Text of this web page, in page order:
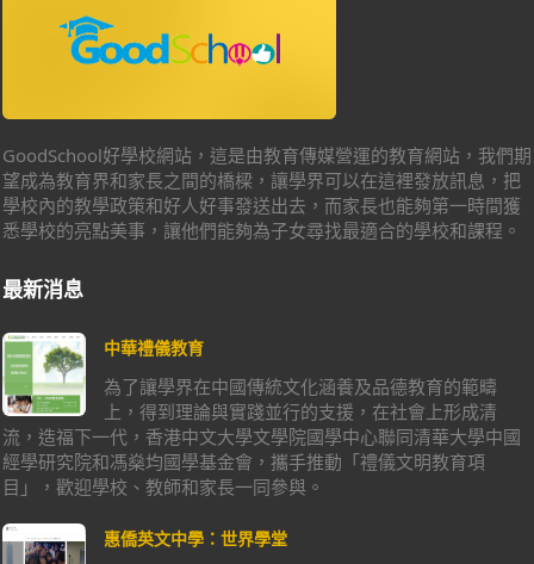
GoodSchool好學校網站，這是由教育傳媒營運的教育網站，我們期
望成為教育界和家長之間的橋樑，讓學界可以在這裡發放訊息，把
學校內的教學政策和好人好事發送出去，而家長也能夠第一時間獲
悉學校的亮點美事，讓他們能夠為子女尋找最適合的學校和課程。
最新消息
中華禮儀教育
為了讓學界在中國傳統文化涵養及品德教育的範疇
上，得到理論與實踐並行的支援，在社會上形成清
流，造福下一代，香港中文大學文學院國學中心聯同清華大學中國
經學研究院和馮燊均國學基金會，攜手推動「禮儀文明教育項
目」，歡迎學校、教師和家長一同參與。
惠僑英文中學：世界學堂